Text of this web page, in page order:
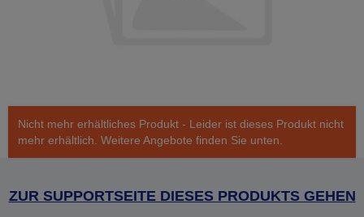
Nicht mehr erhältliches Produkt - Leider ist dieses Produkt nicht
mehr erhältlich. Weitere Angebote finden Sie unten.
ZUR SUPPORTSEITE DIESES PRODUKTS GEHEN